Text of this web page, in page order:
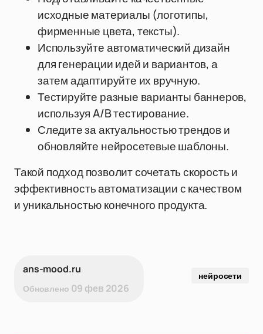
исходные материалы (логотипы,
фирменные цвета, тексты).
Используйте автоматический дизайн
для генерации идей и вариантов, а
затем адаптируйте их вручную.
Тестируйте разные варианты баннеров,
используя A/B тестирование.
Следите за актуальностью трендов и
обновляйте нейросетевые шаблоны.
Такой подход позволит сочетать скорость и
эффективность автоматизации с качеством
и уникальностью конечного продукта.
ans-mood.ru
Обновлено 09 фев 2026
нейросети